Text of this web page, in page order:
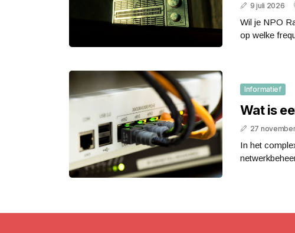
9 juli 2026
Wil je NPO
op welke
Informatief
Wat is
27
In het